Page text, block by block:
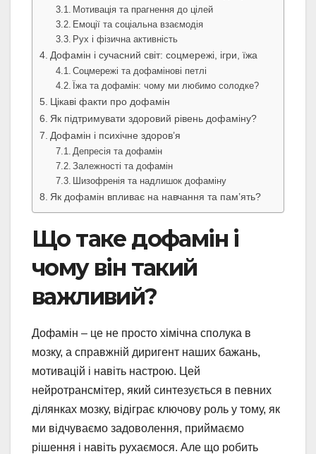
Мотивація та прагнення до цілей
Емоції та соціальна взаємодія
Рух і фізична активність
Дофамін і сучасний світ: соцмережі, ігри, їжа
Соцмережі та дофамінові петлі
Їжа та дофамін: чому ми любимо солодке?
Цікаві факти про дофамін
Як підтримувати здоровий рівень дофаміну?
Дофамін і психічне здоров’я
Депресія та дофамін
Залежності та дофамін
Шизофренія та надлишок дофаміну
Як дофамін впливає на навчання та пам’ять?
Що таке дофамін і
чому він такий
важливий?
Дофамін – це не просто хімічна сполука в
мозку, а справжній диригент наших бажань,
мотивацій і навіть настрою. Цей
нейротрансмітер, який синтезується в певних
ділянках мозку, відіграє ключову роль у тому, як
ми відчуваємо задоволення, приймаємо
рішення і навіть рухаємося. Але що робить